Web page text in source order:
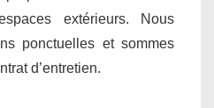
extérieurs. Nous
ponctuelles et sommes
d’entretien.